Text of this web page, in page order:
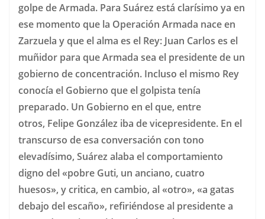
golpe de Armada. Para Suárez está clarísimo ya en
ese momento que la Operación Armada nace en
Zarzuela y que el alma es el Rey: Juan Carlos es el
muñidor para que Armada sea el presidente de un
gobierno de concentración. Incluso el mismo Rey
conocía el Gobierno que el golpista tenía
preparado. Un Gobierno en el que, entre
otros, Felipe González iba de vicepresidente. En el
transcurso de esa conversación con tono
elevadísimo, Suárez alaba el comportamiento
digno del «pobre Guti, un anciano, cuatro
huesos», y critica, en cambio, al «otro», «a gatas
debajo del escaño», refiriéndose al presidente a